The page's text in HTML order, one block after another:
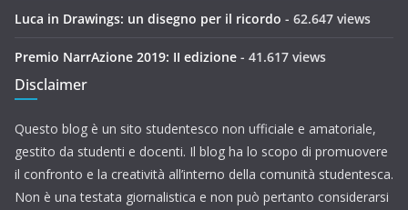
Luca in Drawings: un disegno per il ricordo - 62.647 views
Premio NarrAzione 2019: II edizione - 41.617 views
Disclaimer
Questo blog è un sito studentesco non ufficiale e amatoriale,
gestito da studenti e docenti. Il blog ha lo scopo di promuovere
il confronto e la creatività all’interno della comunità studentesca.
Non è una testata giornalistica e non può pertanto considerarsi